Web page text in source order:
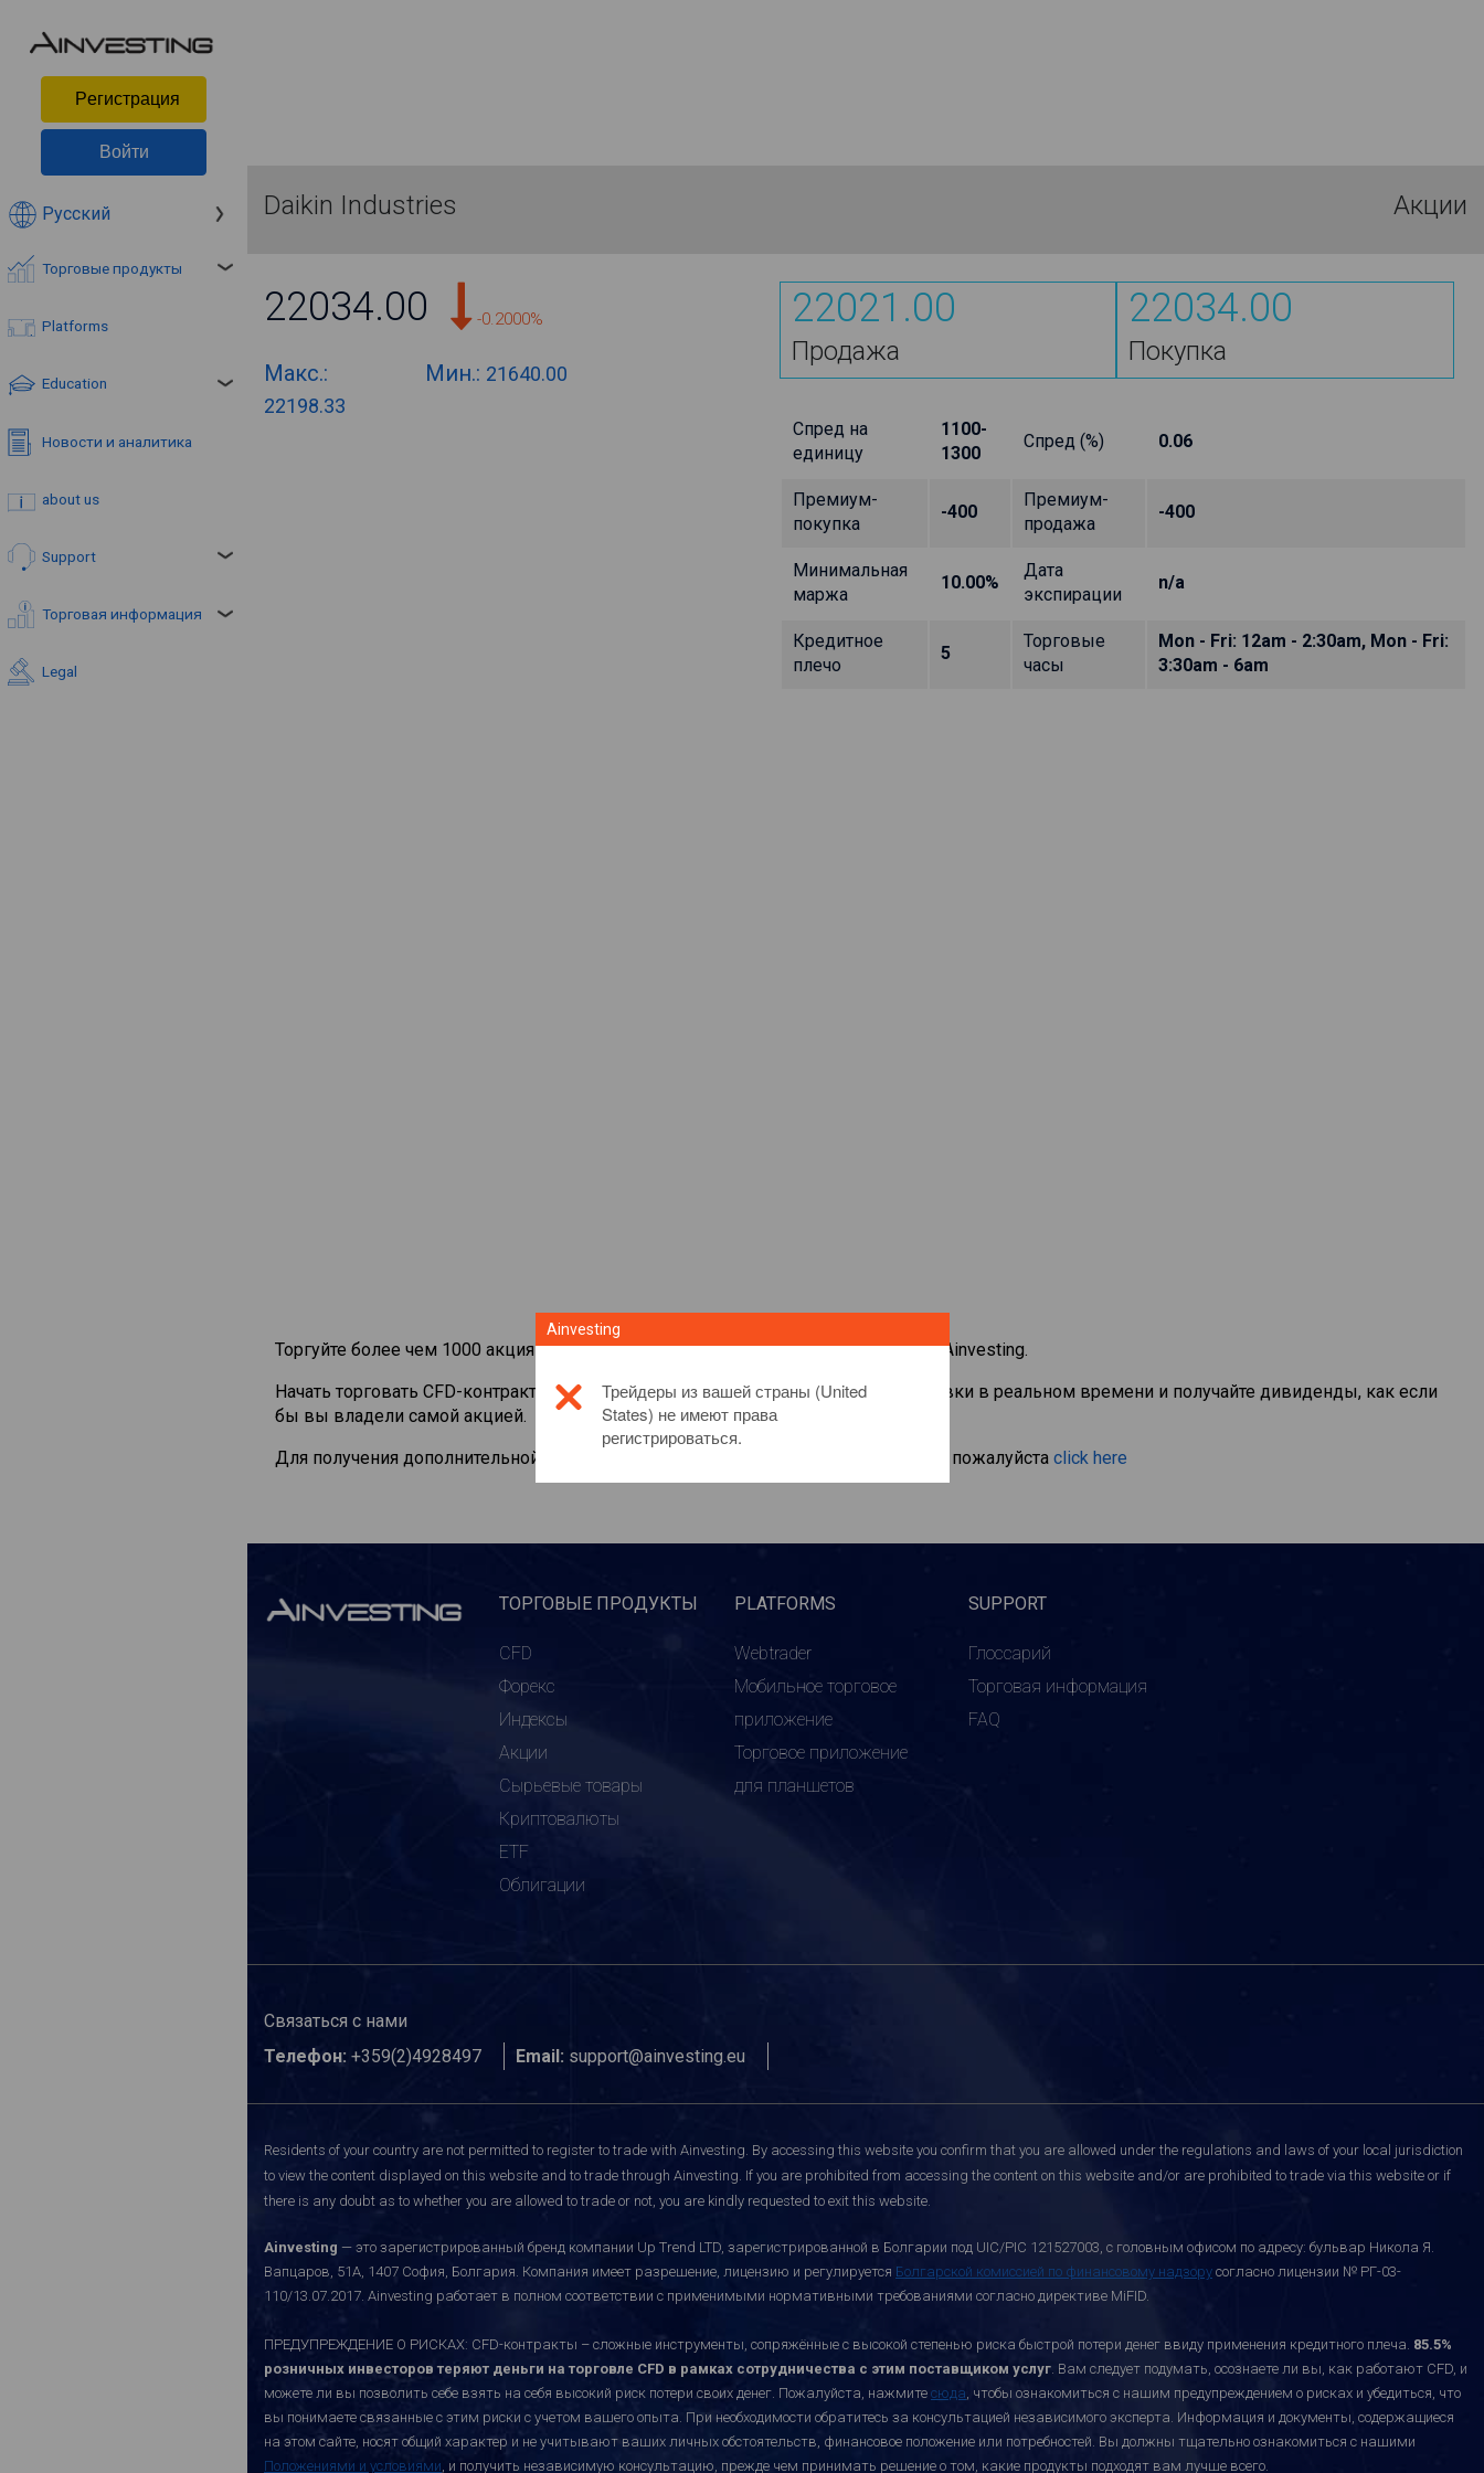
Pегистрация
Войти
Русский
Торговые продукты
Platforms
Education
Новости и аналитика
about us
Support
Торговая информация
Legal
Daikin Industries Акции
22034.00 -0.2000%
Макс.:
22198.33
Мин.: 21640.00
22021.00
Продажа
22034.00
Покупка
Спред на
единицу
1100-
1300
Спред (%) 0.06
Премиум-
покупка
-400
Премиум-
продажа
-400
Минимальная
маржа
10.00%
Дата
экспирации
n/a
Кредитное
плечо
5
Торговые
часы
Mon - Fri: 12am - 2:30am, Mon - Fri:
3:30am - 6am
Торгуйте более чем 1000 акциями со всего мира на торговой платформе CFD от Ainvesting.
Начать торговать CFD-контрактами на
Daikin Industries. Просматривайте котировки в реальном времени и получайте дивиденды, как если
бы вы владели самой акцией.
Для получения дополнительной информации об этом инвестиционном продукте, пожалуйста click here
ТОРГОВЫЕ ПРОДУКТЫ
CFD
Форекс
Индексы
Акции
Сырьевые товары
Криптовалюты
ETF
Облигации
PLATFORMS
Webtrader
Мобильное торговое
приложение
Торговое приложение
для планшетов
SUPPORT
Глоссарий
Торговая информация
FAQ
Связаться с нами
Телефон: +359(2)4928497 Email: support@ainvesting.eu
Residents of your country are not permitted to register to trade with Ainvesting. By accessing this website you confirm that you are allowed under the regulations and laws of your local jurisdiction
to view the content displayed on this website and to trade through Ainvesting. If you are prohibited from accessing the content on this website and/or are prohibited to trade via this website or if
there is any doubt as to whether you are allowed to trade or not, you are kindly requested to exit this website.
Ainvesting — это зарегистрированный бренд компании Up Trend LTD, зарегистрированной в Болгарии под UIC/PIC 121527003, с головным офисом по адресу: бульвар Никола Я.
Вапцаров, 51A, 1407 София, Болгария. Компания имеет разрешение, лицензию и регулируется Болгарской комиссией по финансовому надзору согласно лицензии № РГ-03-
110/13.07.2017. Ainvesting работает в полном соответствии с применимыми нормативными требованиями согласно директиве MiFID.
ПРЕДУПРЕЖДЕНИЕ О РИСКАХ: CFD-контракты – сложные инструменты, сопряжённые с высокой степенью риска быстрой потери денег ввиду применения кредитного плеча. 85.5%
розничных инвесторов теряют деньги на торговле CFD в рамках сотрудничества с этим поставщиком услуг. Вам следует подумать, осознаете ли вы, как работают CFD, и
можете ли вы позволить себе взять на себя высокий риск потери своих денег. Пожалуйста, нажмите сюда, чтобы ознакомиться с нашим предупреждением о рисках и убедиться, что
вы понимаете связанные с этим риски с учетом вашего опыта. При необходимости обратитесь за консультацией независимого эксперта. Информация и документы, содержащиеся
на этом сайте, носят общий характер и не учитывают ваших личных обстоятельств, финансовое положение или потребностей. Вы должны тщательно ознакомиться с нашими
Положениями и условиями, и получить независимую консультацию, прежде чем принимать решение о том, какие продукты подходят вам лучше всего.
Ainvesting
Трейдеры из вашей страны (United
States) не имеют права
регистрироваться.